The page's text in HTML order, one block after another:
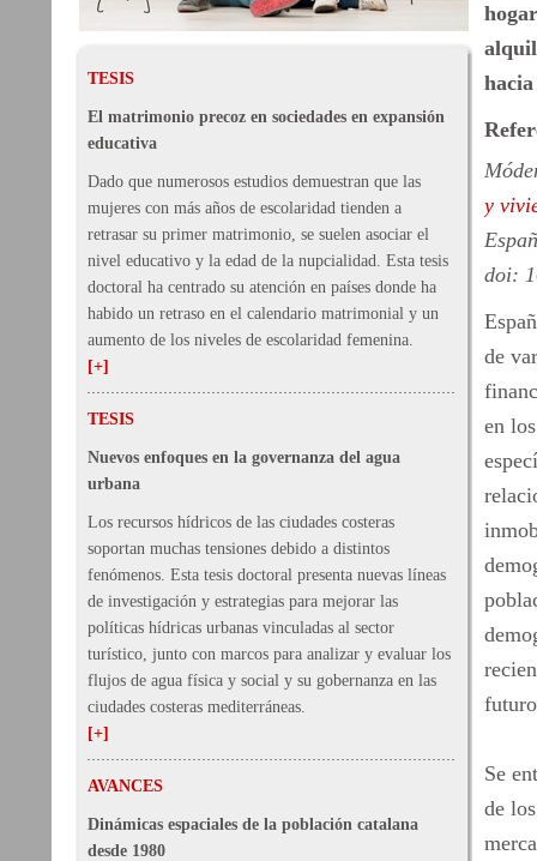
TESIS
El matrimonio precoz en sociedades en expansión
educativa
Dado que numerosos estudios demuestran que las
mujeres con más años de escolaridad tienden a
retrasar su primer matrimonio, se suelen asociar el
nivel educativo y la edad de la nupcialidad. Esta tesis
doctoral ha centrado su atención en países donde ha
habido un retraso en el calendario matrimonial y un
aumento de los niveles de escolaridad femenina.
[+]
TESIS
Nuevos enfoques en la governanza del agua
urbana
Los recursos hídricos de las ciudades costeras
soportan muchas tensiones debido a distintos
fenómenos. Esta tesis doctoral presenta nuevas líneas
de investigación y estrategias para mejorar las
políticas hídricas urbanas vinculadas al sector
turístico, junto con marcos para analizar y evaluar los
flujos de agua física y social y su gobernanza en las
ciudades costeras mediterráneas.
[+]
AVANCES
Dinámicas espaciales de la población catalana
desde 1980
y
doi:
de
en
Se
de